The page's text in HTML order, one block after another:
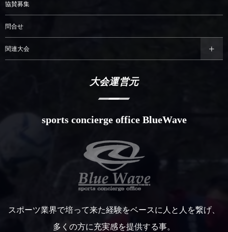
協賛募集
問合せ
関連大会
大会運営元
sports concierge office BlueWave
スポーツ業界で培って来た経験をベースに人と人を繋げ、
多くの方に充実感を提供する事。